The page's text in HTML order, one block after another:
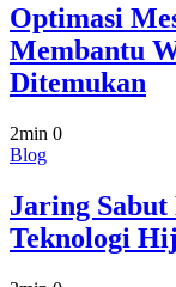
Optimasi
Membantu
Ditemukan
2min 0
Blog
Jaring
Teknologi